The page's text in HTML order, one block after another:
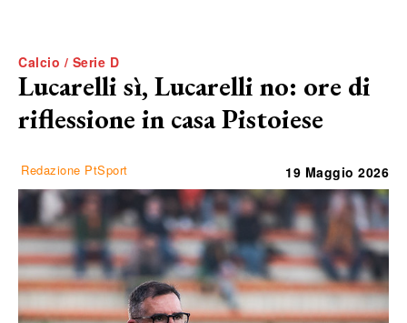
Calcio / Serie D
Lucarelli sì, Lucarelli no: ore di
riflessione in casa Pistoiese
Redazione PtSport 19 Maggio 2026